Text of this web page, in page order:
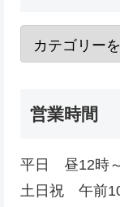
営業時間
平日 昼12時
土日祝 午前